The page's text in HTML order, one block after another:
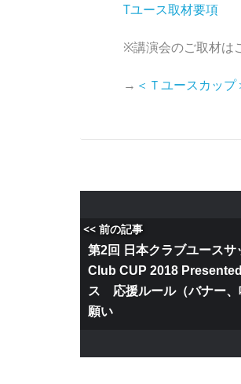
Tユース取材要項
※講演会のご取材は
→ ＜Ｔユースカッ
<< 前の記事
第2回 日本クラブユース
Club CUP 2018
ス 応援ルール（バナー、
願い